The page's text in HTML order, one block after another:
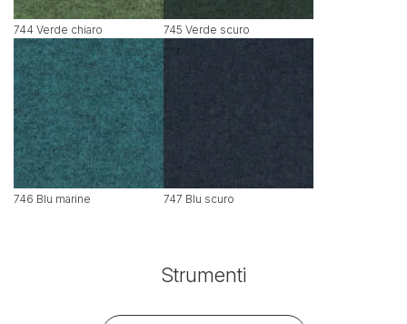
744 Verde chiaro 745 Verde scuro
746 Blu marine 747 Blu scuro
Strumenti